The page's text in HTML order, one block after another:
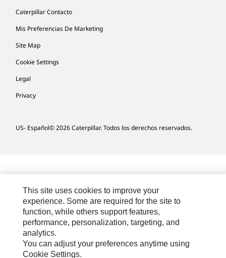
Caterpillar Contacto
Mis Preferencias De Marketing
Site Map
Cookie Settings
Legal
Privacy
US- Español© 2026 Caterpillar. Todos los derechos reservados.
This site uses cookies to improve your
experience. Some are required for the site to
function, while others support features,
performance, personalization, targeting, and
analytics.
You can adjust your preferences anytime using
Cookie Settings.